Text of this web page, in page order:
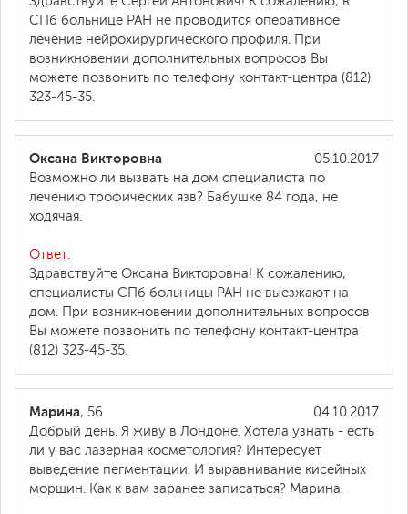
СПб больнице РАН не проводится оперативное
лечение нейрохирургического профиля. При
возникновении дополнительных вопросов Вы
можете позвонить по телефону контакт-центра (812)
323-45-35.
05.10.2017
Оксана Викторовна
Возможно ли вызвать на дом специалиста по
лечению трофических язв? Бабушке 84 года, не
ходячая.
Ответ:
Здравствуйте Оксана Викторовна! К сожалению,
специалисты СПб больницы РАН не выезжают на
дом. При возникновении дополнительных вопросов
Вы можете позвонить по телефону контакт-центра
(812) 323-45-35.
04.10.2017
Марина, 56
Добрый день. Я живу в Лондоне. Хотела узнать - есть
ли у вас лазерная косметология? Интересует
выведение пегментации. И выравнивание кисейных
морщин. Как к вам заранее записаться? Марина.